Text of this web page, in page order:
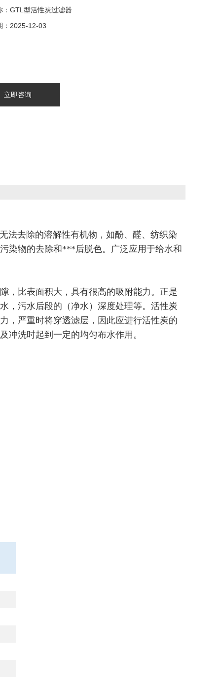
：GTL型活性炭过滤器
：2025-12-03
立即咨询
法去除的溶解性有机物，如酚、醛、纺织染
染物的去除和***后脱色。广泛应用于给水和
，比表面积大，具有很高的吸附能力。正是
，污水后段的（净水）深度处理等。活性炭
，严重时将穿透滤层，因此应进行活性炭的
冲洗时起到一定的均匀布水作用。